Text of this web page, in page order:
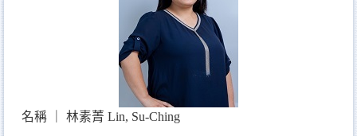
名稱 ｜ 林素菁 Lin, Su-Ching